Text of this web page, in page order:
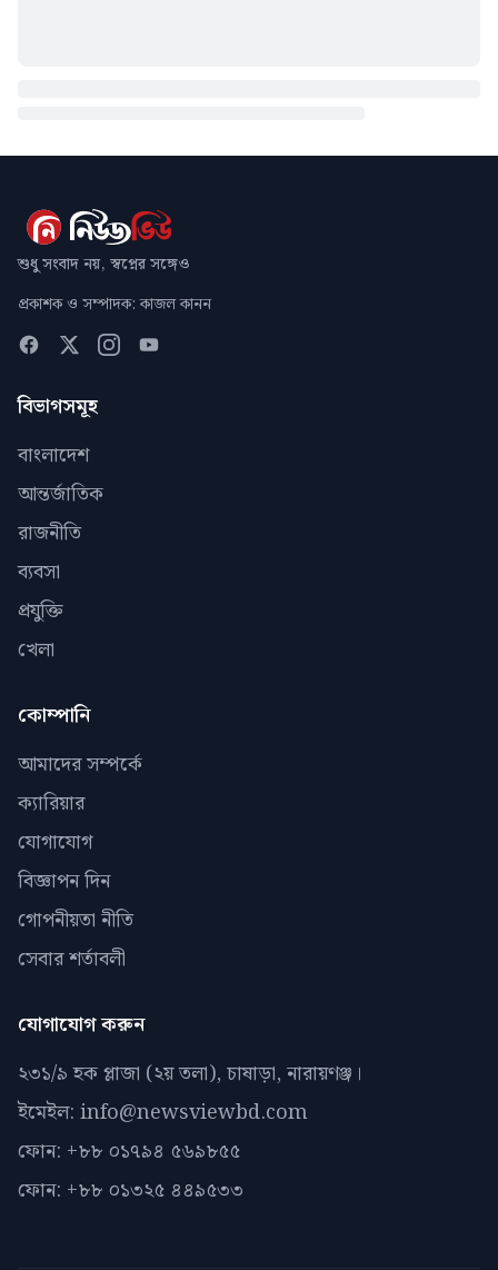
শুধু সংবাদ নয়, স্বপ্নের সঙ্গেও
প্রকাশক ও সম্পাদক: কাজল কানন
বিভাগসমূহ
বাংলাদেশ
আন্তর্জাতিক
রাজনীতি
ব্যবসা
প্রযুক্তি
খেলা
কোম্পানি
আমাদের সম্পর্কে
ক্যারিয়ার
যোগাযোগ
বিজ্ঞাপন দিন
গোপনীয়তা নীতি
সেবার শর্তাবলী
যোগাযোগ করুন
২৩১/৯ হক প্লাজা (২য় তলা), চাষাড়া, নারায়ণঞ্জ।
ইমেইল: info@newsviewbd.com
ফোন: +৮৮ ০১৭৯৪ ৫৬৯৮৫৫
ফোন: +৮৮ ০১৩২৫ ৪৪৯৫৩৩